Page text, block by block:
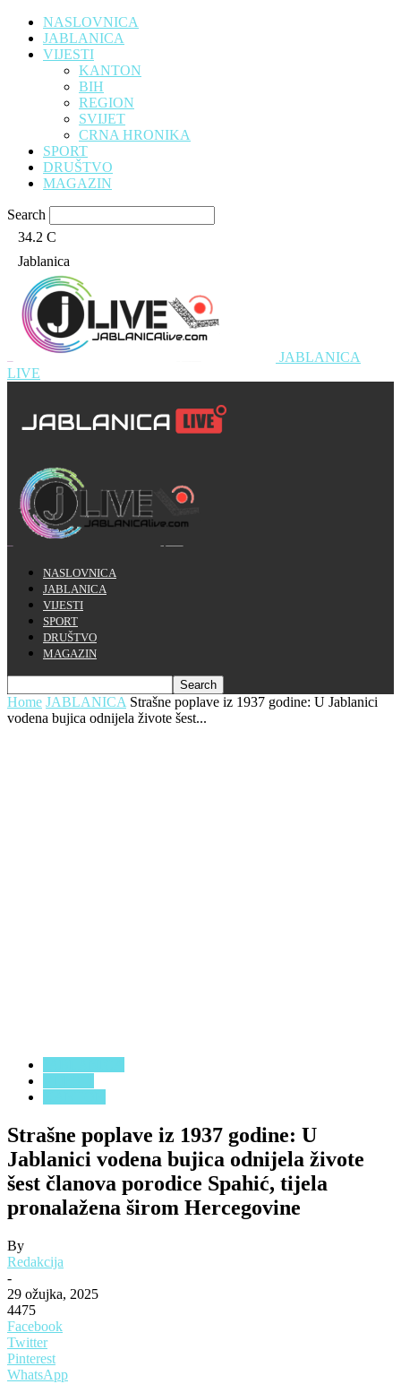
NASLOVNICA
JABLANICA
VIJESTI
KANTON
BIH
REGION
SVIJET
CRNA HRONIKA
SPORT
DRUŠTVO
MAGAZIN
Search
34.2 C
Jablanica
JABLANICA
LIVE
NASLOVNICA
JABLANICA
VIJESTI
SPORT
DRUŠTVO
MAGAZIN
Home JABLANICA Strašne poplave iz 1937 godine: U Jablanici
vodena bujica odnijela živote šest...
Strašne poplave iz 1937 godine: U
Jablanici vodena bujica odnijela živote
šest članova porodice Spahić, tijela
pronalažena širom Hercegovine
By
Redakcija
-
29 ožujka, 2025
4475
Facebook
Twitter
Pinterest
WhatsApp